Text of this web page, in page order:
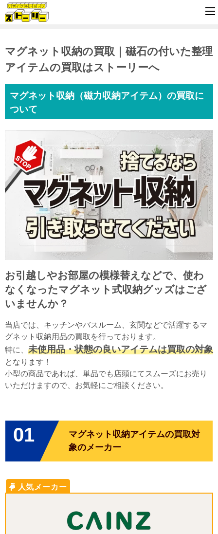
マグネット収納の買取｜磁石の付いた整理
アイテムの買取はストーリーへ
マグネット収納（磁力収納アイテム）の買取に
ついて
お引越しやお部屋の模様替えなどで、使わ
なくなったマグネット式収納グッズはござ
いませんか？
当店では、キッチンやバスルーム、玄関などで活躍するマ
グネット収納用品の買取を行っております。
特に、 未使用品・状態の良いアイテムは買取の対象
となります！
小型の商品であれば、単品でも店頭にてスムーズにお売り
いただけますので、お気軽にご相談ください。
01
マグネット収納アイテムの買取対
象のメーカー